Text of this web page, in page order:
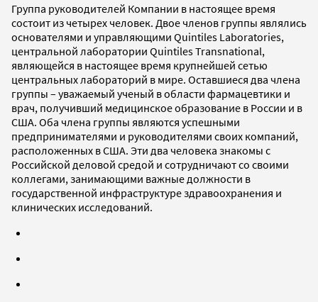
Группа руководителей Компании в настоящее время
состоит из четырех человек. Двое членов группы являлись
основателями и управляющими Quintiles Laboratories,
центральной лаборатории Quintiles Transnational,
являющейся в настоящее время крупнейшей сетью
центральных лабораторий в мире. Оставшиеся два члена
группы – уважаемый ученый в области фармацевтики и
врач, получивший медицинское образование в России и в
США. Оба члена группы являются успешными
предпринимателями и руководителями своих компаний,
расположенных в США. Эти два человека знакомы с
Российской деловой средой и сотрудничают со своими
коллегами, занимающими важные должности в
государственной инфраструктуре здравоохранения и
клинических исследований.